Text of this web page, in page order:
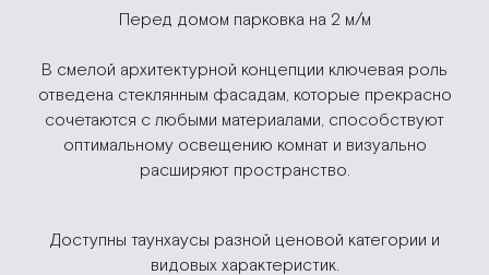
Перед домом парковка на 2 м/м
В смелой архитектурной концепции ключевая роль
отведена стеклянным фасадам, которые прекрасно
сочетаются с любыми материалами, способствуют
оптимальному освещению комнат и визуально
расширяют пространство.
Доступны таунхаусы разной ценовой категории и
видовых характеристик.